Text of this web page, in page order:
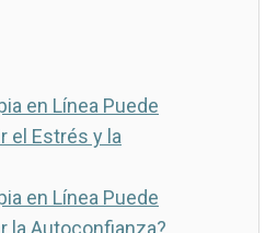
en Línea Puede
el Estrés y la
en Línea Puede
la Autoconfianza?